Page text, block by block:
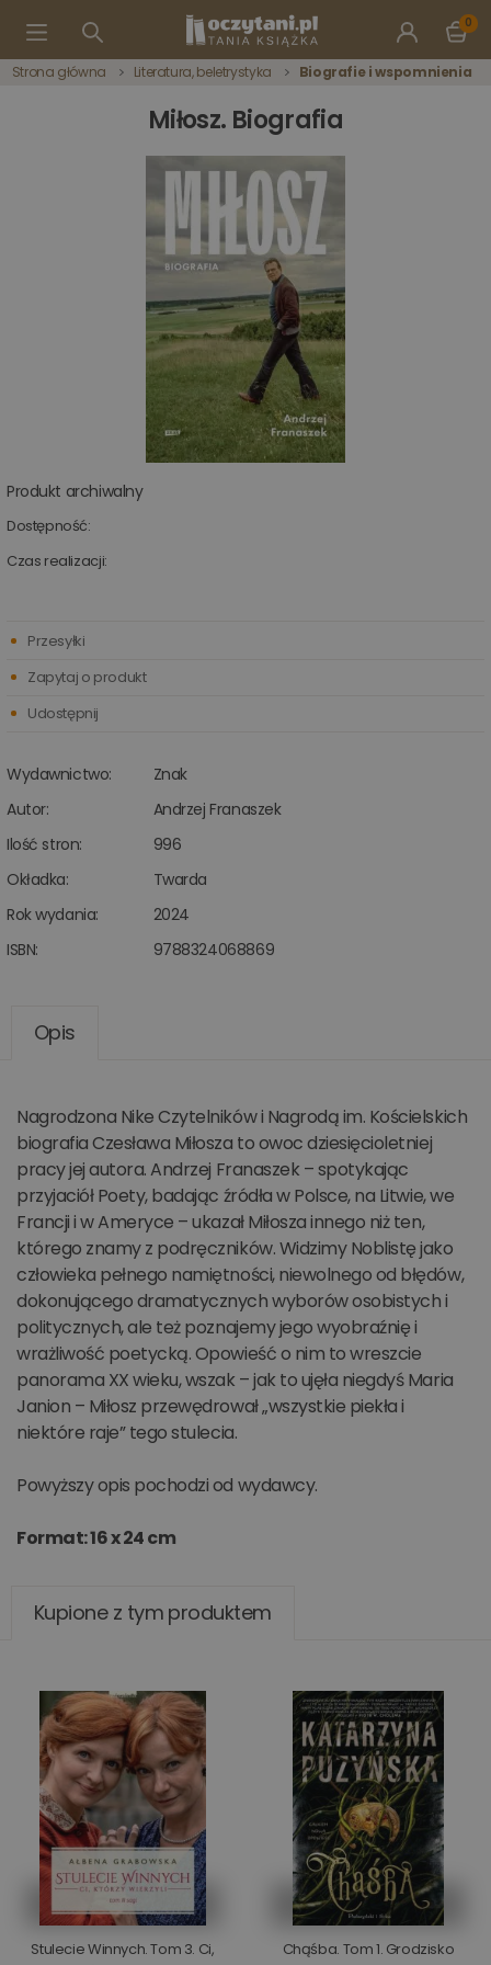
0
Strona główna Literatura, beletrystyka Biografie i wspomnienia
Miłosz. Biografia
Produkt archiwalny
Dostępność:
Czas realizacji:
Wydawnictwo:
Znak
Autor:
Andrzej Franaszek
Ilość stron:
996
Okładka:
Twarda
Rok wydania:
2024
ISBN:
9788324068869
Przesyłki
Zapytaj o produkt
Udostępnij
Opis
Nagrodzona Nike Czytelników i Nagrodą im. Kościelskich
biografia Czesława Miłosza to owoc dziesięcioletniej
pracy jej autora. Andrzej Franaszek – spotykając
przyjaciół Poety, badając źródła w Polsce, na Litwie, we
Francji i w Ameryce – ukazał Miłosza innego niż ten,
którego znamy z podręczników. Widzimy Noblistę jako
człowieka pełnego namiętności, niewolnego od błędów,
dokonującego dramatycznych wyborów osobistych i
politycznych, ale też poznajemy jego wyobraźnię i
wrażliwość poetycką. Opowieść o nim to wreszcie
panorama XX wieku, wszak – jak to ujęła niegdyś Maria
Janion – Miłosz przewędrował „wszystkie piekła i
niektóre raje” tego stulecia.
Powyższy opis pochodzi od wydawcy.
Format: 16 x 24 cm
Kupione z tym produktem
Stulecie Winnych. Tom 3. Ci,
Chąśba. Tom 1. Grodzisko